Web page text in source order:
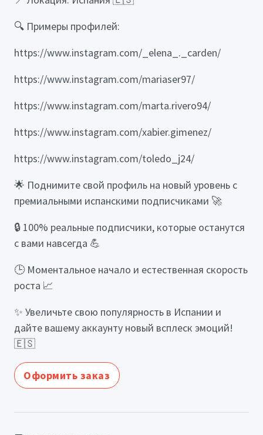
🔍 Примеры профилей:
https://www.instagram.com/_elena_._carden/
https://www.instagram.com/mariaser97/
https://www.instagram.com/marta.rivero94/
https://www.instagram.com/xabier.gimenez/
https://www.instagram.com/toledo_j24/
🌟 Поднимите свой профиль на новый уровень с
премиальными испанскими подписчиками 🚀
🔒 100% реальные подписчики, которые останутся
с вами навсегда 💪
🕒 Моментальное начало и естественная скорость
роста 📈
✨ Увеличьте свою популярность в Испании и
дайте вашему аккаунту новый всплеск эмоций!
🇪🇸
Оформить заказ